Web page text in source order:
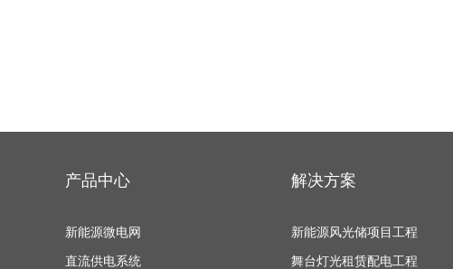
产品中心
新能源微电网
直流供电系统
解决方案
新能源风光储项目工程
舞台灯光租赁配电工程